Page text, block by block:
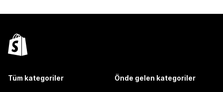
Tüm kategoriler Önde gelen kategoriler